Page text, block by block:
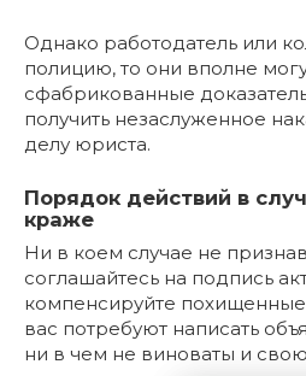
Однако работодатель или
полицию, то они вполне
сфабрикованные
получить незаслуженное
делу юриста.
Порядок действий в
краже
Ни в коем случае не
соглашайтесь на подпись
компенсируйте похищенные
вас потребуют написать
ни в чем не виноваты и